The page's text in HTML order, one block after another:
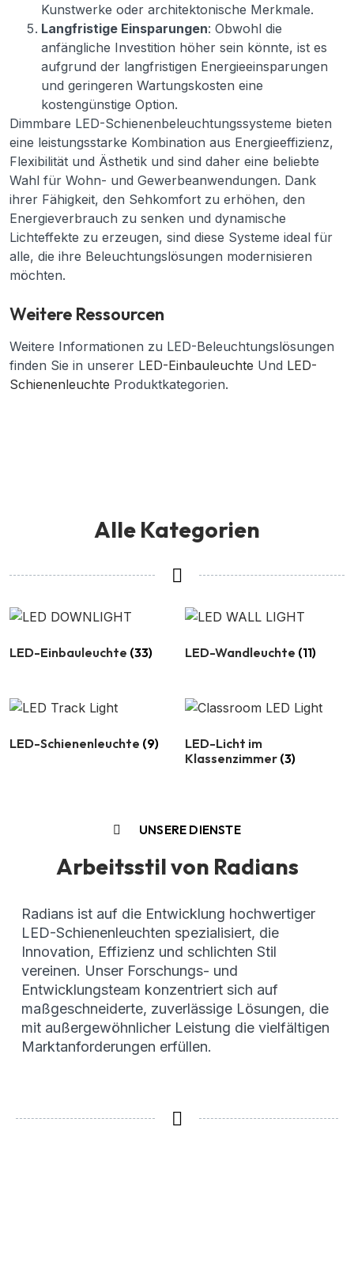
Kunstwerke oder architektonische Merkmale.
Langfristige Einsparungen: Obwohl die
anfängliche Investition höher sein könnte, ist es
aufgrund der langfristigen Energieeinsparungen
und geringeren Wartungskosten eine
kostengünstige Option.
Dimmbare LED-Schienenbeleuchtungssysteme bieten
eine leistungsstarke Kombination aus Energieeffizienz,
Flexibilität und Ästhetik und sind daher eine beliebte
Wahl für Wohn- und Gewerbeanwendungen. Dank
ihrer Fähigkeit, den Sehkomfort zu erhöhen, den
Energieverbrauch zu senken und dynamische
Lichteffekte zu erzeugen, sind diese Systeme ideal für
alle, die ihre Beleuchtungslösungen modernisieren
möchten.
Weitere Ressourcen
Weitere Informationen zu LED-Beleuchtungslösungen
finden Sie in unserer LED-Einbauleuchte Und LED-
Schienenleuchte Produktkategorien.
Alle Kategorien
LED-Einbauleuchte (33) LED-Wandleuchte (11)
LED-Schienenleuchte (9)
LED-Licht im
Klassenzimmer (3)
UNSERE DIENSTE
Arbeitsstil von Radians
Radians ist auf die Entwicklung hochwertiger
LED-Schienenleuchten spezialisiert, die
Innovation, Effizienz und schlichten Stil
vereinen. Unser Forschungs- und
Entwicklungsteam konzentriert sich auf
maßgeschneiderte, zuverlässige Lösungen, die
mit außergewöhnlicher Leistung die vielfältigen
Marktanforderungen erfüllen.